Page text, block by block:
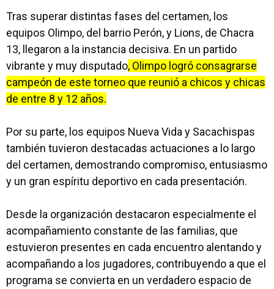
Tras superar distintas fases del certamen, los
equipos Olimpo, del barrio Perón, y Lions, de Chacra
13, llegaron a la instancia decisiva. En un partido
vibrante y muy disputado, Olimpo logró consagrarse
campeón de este torneo que reunió a chicos y chicas
de entre 8 y 12 años.
Por su parte, los equipos Nueva Vida y Sacachispas
también tuvieron destacadas actuaciones a lo largo
del certamen, demostrando compromiso, entusiasmo
y un gran espíritu deportivo en cada presentación.
Desde la organización destacaron especialmente el
acompañamiento constante de las familias, que
estuvieron presentes en cada encuentro alentando y
acompañando a los jugadores, contribuyendo a que el
programa se convierta en un verdadero espacio de